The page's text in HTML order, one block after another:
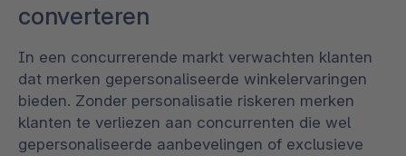
converteren
In een concurrerende markt verwachten klanten
dat merken gepersonaliseerde winkelervaringen
bieden. Zonder personalisatie riskeren merken
klanten te verliezen aan concurrenten die wel
gepersonaliseerde aanbevelingen of exclusieve